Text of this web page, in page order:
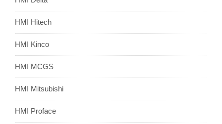
HMI Hitech
HMI Kinco
HMI MCGS
HMI Mitsubishi
HMI Proface